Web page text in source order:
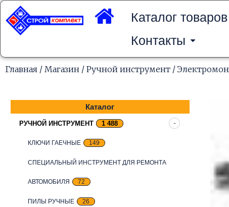
Перейти
содержимому
Каталог товаров
Контакты
Главная / Магазин / Ручной инструмент /
Каталог
РУЧНОЙ ИНСТРУМЕНТ 1 488
КЛЮЧИ ГАЕЧНЫЕ 149
СПЕЦИАЛЬНЫЙ ИНСТРУМЕНТ ДЛЯ РЕМОНТА
АВТОМОБИЛЯ 72
ПИЛЫ РУЧНЫЕ 26